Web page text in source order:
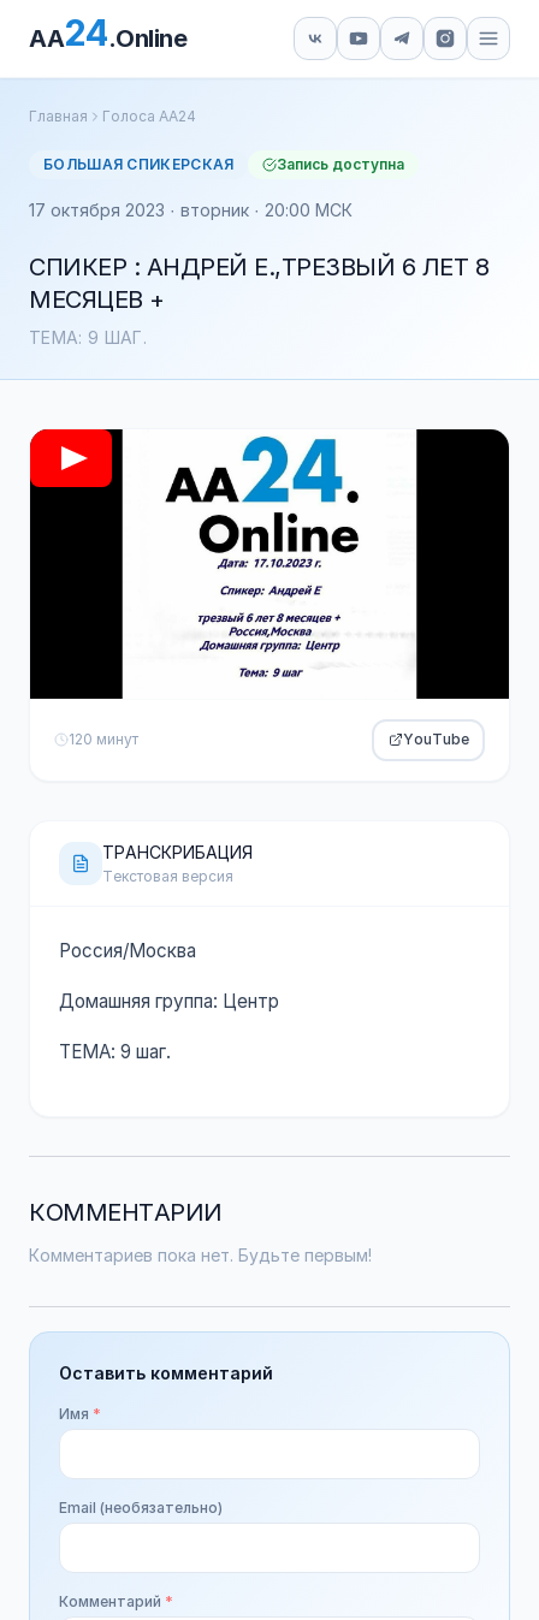
AA24.Online
Главная Голоса АА24
БОЛЬШАЯ СПИКЕРСКАЯ Запись доступна
17 октября 2023 · вторник · 20:00 МСК
СПИКЕР : АНДРЕЙ Е.,ТРЕЗВЫЙ 6 ЛЕТ 8
МЕСЯЦЕВ +
ТЕМА: 9 ШАГ.
120 минут YouTube
ТРАНСКРИБАЦИЯ
Текстовая версия
Россия/Москва
Домашняя группа: Центр
ТЕМА: 9 шаг.
КОММЕНТАРИИ
Комментариев пока нет. Будьте первым!
Оставить комментарий
Имя *
Email (необязательно)
Комментарий *